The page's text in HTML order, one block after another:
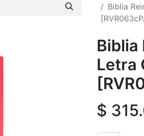
Biblia
Biblia
Letra
$